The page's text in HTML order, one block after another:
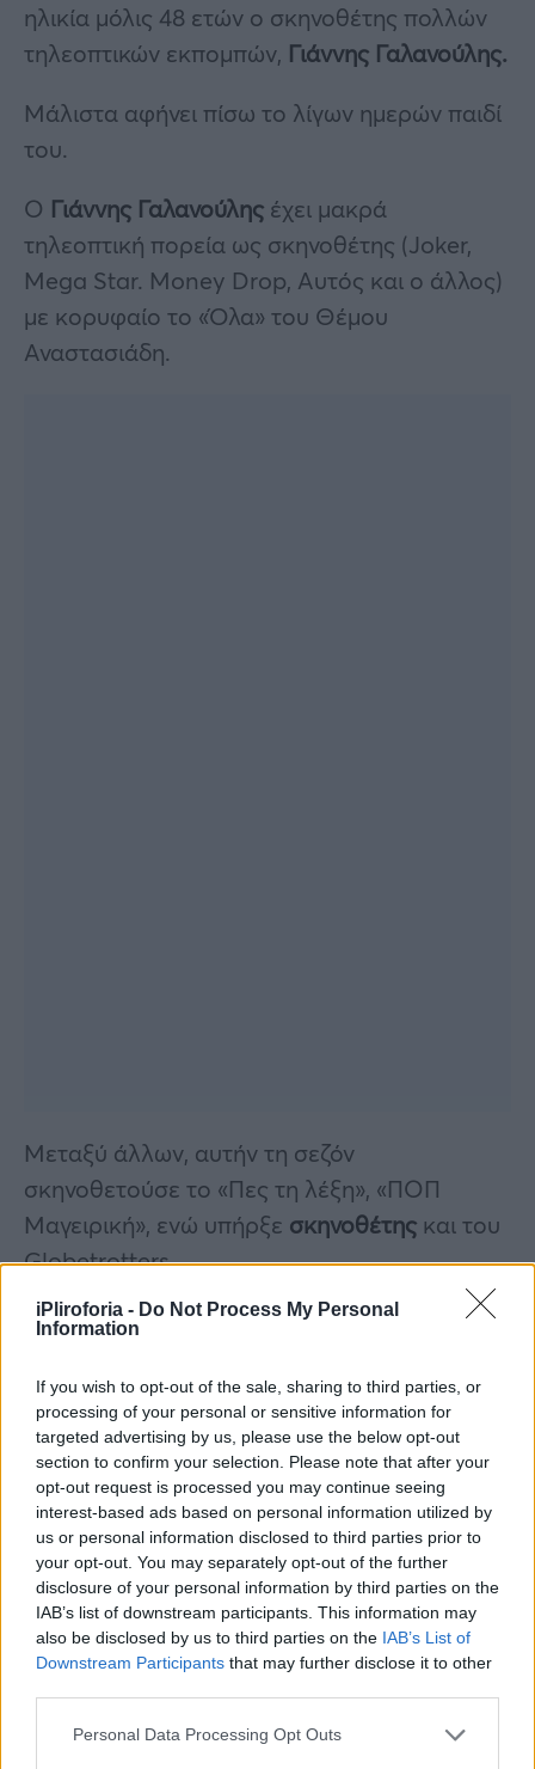
iPliroforia - Do Not Process My Personal
Information
If you wish to opt-out of the sale, sharing to third parties, or
processing of your personal or sensitive information for
targeted advertising by us, please use the below opt-out
section to confirm your selection. Please note that after your
opt-out request is processed you may continue seeing
interest-based ads based on personal information utilized by
us or personal information disclosed to third parties prior to
your opt-out. You may separately opt-out of the further
disclosure of your personal information by third parties on the
IAB’s list of downstream participants. This information may
also be disclosed by us to third parties on the IAB’s List of
Downstream Participants that may further disclose it to other
Personal Data Processing Opt Outs
ηλικία μόλις 48 ετών ο σκηνοθέτης πολλών
τηλεοπτικών εκπομπών, Γιάννης Γαλανούλης.
Μάλιστα αφήνει πίσω το λίγων ημερών παιδί
του.
Ο Γιάννης Γαλανούλης έχει μακρά
τηλεοπτική πορεία ως σκηνοθέτης (Joker,
Mega Star. Money Drop, Αυτός και ο άλλος)
με κορυφαίο το «Όλα» του Θέμου
Αναστασιάδη.
Μεταξύ άλλων, αυτήν τη σεζόν
σκηνοθετούσε το «Πες τη λέξη», «ΠΟΠ
Μαγειρική», ενώ υπήρξε σκηνοθέτης και του
Globetrotters.
Η ανάρτηση του Πέτρου
Πολυχρονίδη για τον Γιάννη
Γαλανούλη
Από το 2015σκηνοθετείτον «Τροχό της
τύχης» με τον Πέτρο Πολυχρονίδη, ο οποίος
τον αποχαιρέτησε με τεράστια θλίψη στα
social media.
Συνεντεύξεις 18/11/2025
Δήμητρα Δερζέκου: «Λέω τη δική μου
αλήθεια»